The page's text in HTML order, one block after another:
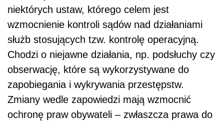
niektórych ustaw, którego celem jest
wzmocnienie kontroli sądów nad działaniami
służb stosujących tzw. kontrolę operacyjną.
Chodzi o niejawne działania, np. podsłuchy czy
obserwację, które są wykorzystywane do
zapobiegania i wykrywania przestępstw.
Zmiany wedle zapowiedzi mają wzmocnić
ochronę praw obywateli – zwłaszcza prawa do